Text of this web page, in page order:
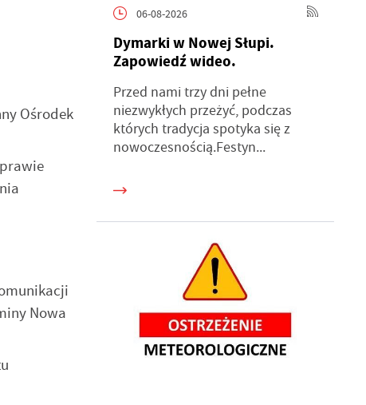
Ośrodek
Nowa
06-08-2026
Dymarki w Nowej Słupi.
Zapowiedź wideo.
Przed nami trzy dni pełne
niezwykłych przeżyć, podczas
których tradycja spotyka się z
nowoczesnością.Festyn...